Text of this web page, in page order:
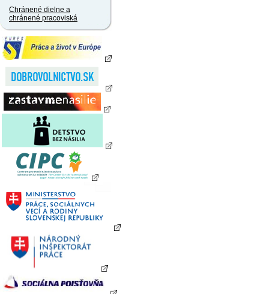
Chránené dielne a
chránené pracoviská